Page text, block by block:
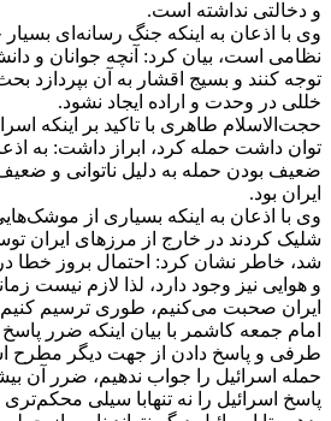
و دخالتی نداشته است.
وی با اذعان به اینکه جنگ رسانه‌ای
نظامی است، بیان کرد: آنچه جوانان و
توجه کنند و بسیج اقشار به آن بپردازد
خللی در وحدت و اراده ایجاد نشود.
حجت‌الاسلام طاهری با تاکید بر اینکه
توان داشت حمله کرد، ابراز داشت: به
ضعیف بودن حمله به دلیل ناتوانی و ضعیف
ایران بود.
وی با اذعان به اینکه بسیاری از
شلیک کردند در خارج از مرزهای ایران
شد، خاطر نشان کرد: احتمال بروز خطا
و هوایی نیز وجود دارد، لذا لازم نیست
ایران صحبت می‌کنیم، طوری ترسیم کنیم
امام جمعه کاشمر با بیان اینکه ضرر پاسخ
طرفی و پاسخ دادن از جهت دیگر مطرح
حمله اسرائیل را جواب ندهیم، ضرر آن
پاسخ اسرائیل را نه تنهابا سیلی محکم‌تری